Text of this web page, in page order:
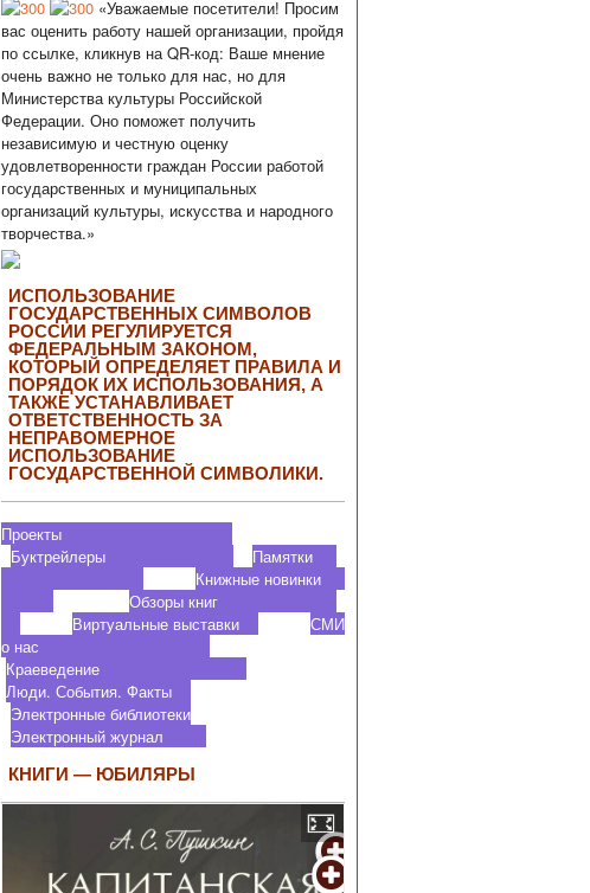
«Уважаемые посетители! Просим
вас оценить работу нашей организации, пройдя
по ссылке, кликнув на QR-код: Ваше мнение
очень важно не только для нас, но для
Министерства культуры Российской
Федерации. Оно поможет получить
независимую и честную оценку
удовлетворенности граждан России работой
государственных и муниципальных
организаций культуры, искусства и народного
творчества.»
ИСПОЛЬЗОВАНИЕ
ГОСУДАРСТВЕННЫХ СИМВОЛОВ
РОССИИ РЕГУЛИРУЕТСЯ
ФЕДЕРАЛЬНЫМ ЗАКОНОМ,
КОТОРЫЙ ОПРЕДЕЛЯЕТ ПРАВИЛА И
ПОРЯДОК ИХ ИСПОЛЬЗОВАНИЯ, А
ТАКЖЕ УСТАНАВЛИВАЕТ
ОТВЕТСТВЕННОСТЬ ЗА
НЕПРАВОМЕРНОЕ
ИСПОЛЬЗОВАНИЕ
ГОСУДАРСТВЕННОЙ СИМВОЛИКИ.
Проекты
Буктрейлеры
Памятки
Книжные новинки
Обзоры книг
Виртуальные выставки
СМИ
о нас
Краеведение
Люди. События. Факты
Электронные библиотеки
Электронный журнал
КНИГИ — ЮБИЛЯРЫ